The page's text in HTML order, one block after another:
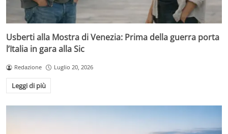
Usberti alla Mostra di Venezia: Prima della guerra porta
l’Italia in gara alla Sic
Redazione Luglio 20, 2026
Leggi di più